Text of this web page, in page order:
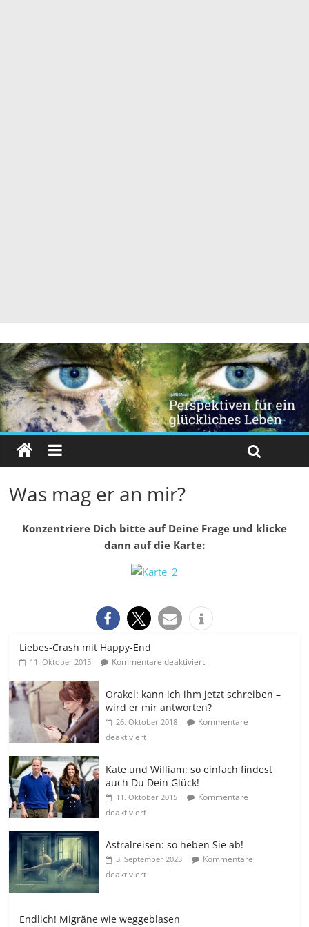
Was mag er an mir?
Konzentriere Dich bitte auf Deine Frage und klicke
dann auf die Karte:
Liebes-Crash mit Happy-End
11. Oktober 2015 Kommentare deaktiviert
Orakel: kann ich ihm jetzt schreiben –
wird er mir antworten?
26. Oktober 2018
Kommentare
deaktiviert
Kate und William: so einfach findest
auch Du Dein Glück!
11. Oktober 2015
Kommentare
deaktiviert
Astralreisen: so heben Sie ab!
3. September 2023
Kommentare
deaktiviert
Endlich! Migräne wie weggeblasen